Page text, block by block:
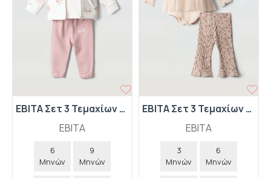
EBITA
EBITA Σετ 3 Τεμαχίων Ζακέτα Φούτερ-Μπλούζα-Παντελόνι Φόρμας "Little Princess" 267508 Λευκό-Ροζ
6
Μηνών
9
Μηνών
EBITA
EBITA Σετ 3 Τεμαχίων Ολόσωμο Φορμάκι-Κολάν Καμπάνα-Τουρμπάνι "Bunny" 267539 Μπεζ
3
Μηνών
6
Μηνών